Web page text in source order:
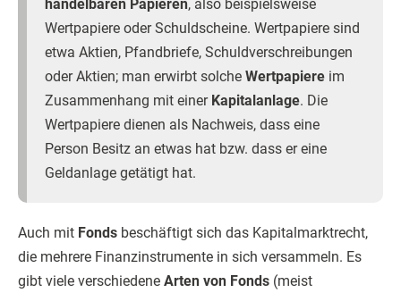
handelbaren Papieren, also beispielsweise
Wertpapiere oder Schuldscheine. Wertpapiere sind
etwa Aktien, Pfandbriefe, Schuldverschreibungen
oder Aktien; man erwirbt solche Wertpapiere im
Zusammenhang mit einer Kapitalanlage. Die
Wertpapiere dienen als Nachweis, dass eine
Person Besitz an etwas hat bzw. dass er eine
Geldanlage getätigt hat.
Auch mit Fonds beschäftigt sich das Kapitalmarktrecht,
die mehrere Finanzinstrumente in sich versammeln. Es
gibt viele verschiedene Arten von Fonds (meist